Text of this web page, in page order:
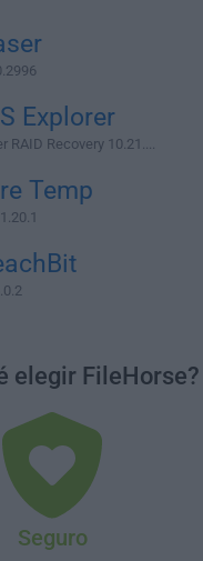
Explorer
RAID Recovery 10.21....
Temp
elegir FileHorse?
Seguro